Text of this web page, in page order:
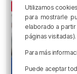
Utilizamos
para mostrarle
elaborado a
páginas visitadas).
Para más
Puede aceptar